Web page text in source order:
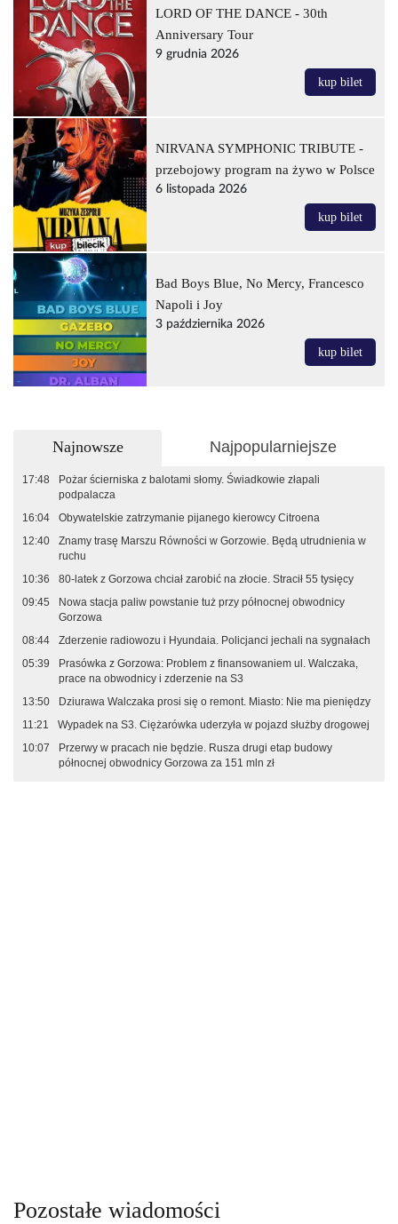
LORD OF THE DANCE - 30th
Anniversary Tour
9 grudnia 2026
kup bilet
NIRVANA SYMPHONIC TRIBUTE -
przebojowy program na żywo w Polsce
6 listopada 2026
kup bilet
Bad Boys Blue, No Mercy, Francesco
Napoli i Joy
3 października 2026
kup bilet
Najnowsze Najpopularniejsze
17:48
Pożar ścierniska z balotami słomy. Świadkowie złapali
podpalacza
16:04
Obywatelskie zatrzymanie pijanego kierowcy Citroena
12:40
Znamy trasę Marszu Równości w Gorzowie. Będą utrudnienia w
ruchu
10:36
80-latek z Gorzowa chciał zarobić na złocie. Stracił 55 tysięcy
09:45
Nowa stacja paliw powstanie tuż przy północnej obwodnicy
Gorzowa
08:44
Zderzenie radiowozu i Hyundaia. Policjanci jechali na sygnałach
05:39
Prasówka z Gorzowa: Problem z finansowaniem ul. Walczaka,
prace na obwodnicy i zderzenie na S3
13:50
Dziurawa Walczaka prosi się o remont. Miasto: Nie ma pieniędzy
11:21
Wypadek na S3. Ciężarówka uderzyła w pojazd służby drogowej
10:07
Przerwy w pracach nie będzie. Rusza drugi etap budowy
północnej obwodnicy Gorzowa za 151 mln zł
Pozostałe wiadomości